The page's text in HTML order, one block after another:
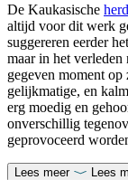
De Kaukasische
altijd voor dit werk
suggereren eerder
maar in het
gegeven moment
gelijkmatige, en
erg moedig en
onverschillig
geprovoceerd
Lees meer Lees